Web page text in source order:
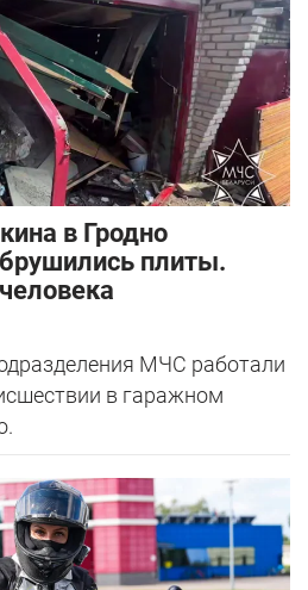
в Гродно
плиты.
МЧС работали
в гаражном